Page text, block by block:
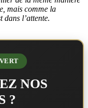
mais comme la
dans l’attente.
NOS
?